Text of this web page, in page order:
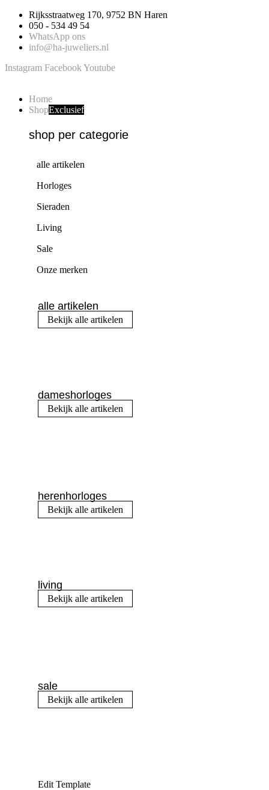
naar
inhoud
Rijksstraatweg 170, 9752 BN Haren
050 - 534 49 54
WhatsApp ons
info@ha-juweliers.nl
Instagram Facebook Youtube
Home
ShopExclusief
shop per categorie
alle artikelen
Horloges
Sieraden
Living
Sale
Onze merken
alle artikelen
Bekijk alle artikelen
dameshorloges
Bekijk alle artikelen
herenhorloges
Bekijk alle artikelen
living
Bekijk alle artikelen
sale
Bekijk alle artikelen
Edit Template